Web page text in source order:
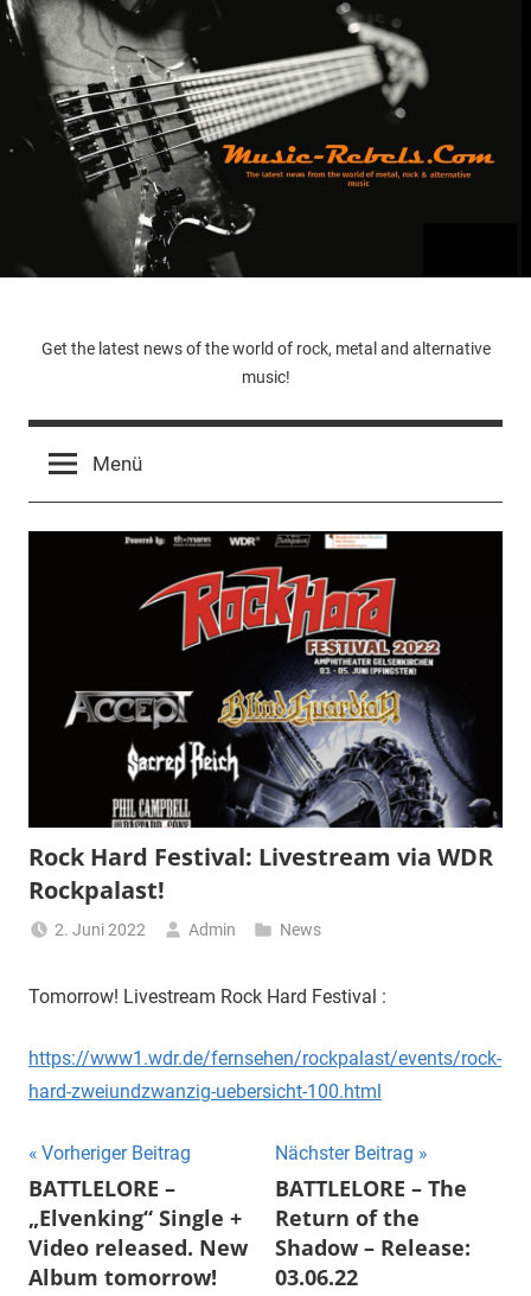
Zum
Inhalt
springen
Music-
Rebels.Com
Get the latest news of the world of rock, metal and alternative
music!
Menü
Rock Hard Festival: Livestream via WDR
Rockpalast!
2. Juni 2022 Admin News
Tomorrow! Livestream Rock Hard Festival :
https://www1.wdr.de/fernsehen/rockpalast/events/rock-
hard-zweiundzwanzig-uebersicht-100.html
Beitragsnavigation
Vorheriger Beitrag
BATTLELORE –
„Elvenking“ Single +
Video released. New
Album tomorrow!
Nächster Beitrag
BATTLELORE – The
Return of the
Shadow – Release:
03.06.22